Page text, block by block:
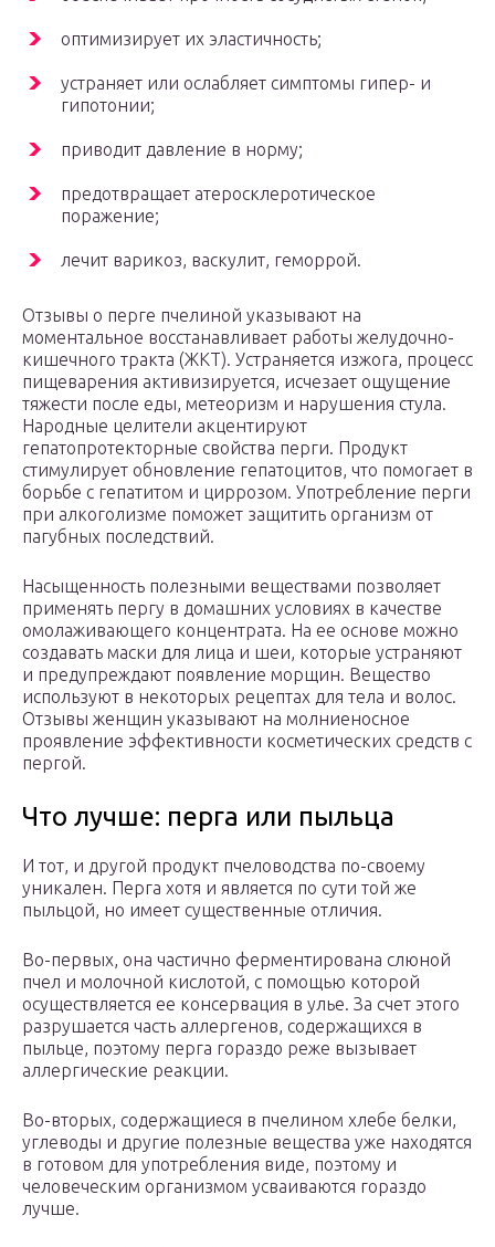
оптимизирует их эластичность;
устраняет или ослабляет симптомы гипер- и
гипотонии;
приводит давление в норму;
предотвращает атеросклеротическое
поражение;
лечит варикоз, васкулит, геморрой.
Отзывы о перге пчелиной указывают на
моментальное восстанавливает работы желудочно-
кишечного тракта (ЖКТ). Устраняется изжога, процесс
пищеварения активизируется, исчезает ощущение
тяжести после еды, метеоризм и нарушения стула.
Народные целители акцентируют
гепатопротекторные свойства перги. Продукт
стимулирует обновление гепатоцитов, что помогает в
борьбе с гепатитом и циррозом. Употребление перги
при алкоголизме поможет защитить организм от
пагубных последствий.
Насыщенность полезными веществами позволяет
применять пергу в домашних условиях в качестве
омолаживающего концентрата. На ее основе можно
создавать маски для лица и шеи, которые устраняют
и предупреждают появление морщин. Вещество
используют в некоторых рецептах для тела и волос.
Отзывы женщин указывают на молниеносное
проявление эффективности косметических средств с
пергой.
Что лучше: перга или пыльца
И тот, и другой продукт пчеловодства по-своему
уникален. Перга хотя и является по сути той же
пыльцой, но имеет существенные отличия.
Во-первых, она частично ферментирована слюной
пчел и молочной кислотой, с помощью которой
осуществляется ее консервация в улье. За счет этого
разрушается часть аллергенов, содержащихся в
пыльце, поэтому перга гораздо реже вызывает
аллергические реакции.
Во-вторых, содержащиеся в пчелином хлебе белки,
углеводы и другие полезные вещества уже находятся
в готовом для употребления виде, поэтому и
человеческим организмом усваиваются гораздо
лучше.